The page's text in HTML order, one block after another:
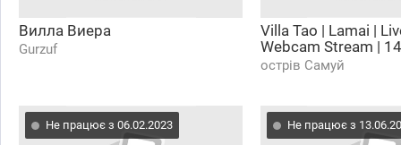
Вилла Виера
Gurzuf
Villa Tao | Lamai |
Webcam Stream |
острів Самуй
Не працює з 06.02.2023 Не працює з